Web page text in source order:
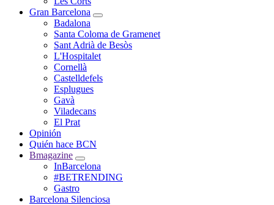
Gran Barcelona
Badalona
Santa Coloma de Gramenet
Sant Adrià de Besòs
L'Hospitalet
Cornellà
Castelldefels
Esplugues
Gavà
Viladecans
El Prat
Opinión
Quién hace BCN
Bmagazine
InBarcelona
#BETRENDING
Gastro
Barcelona Silenciosa